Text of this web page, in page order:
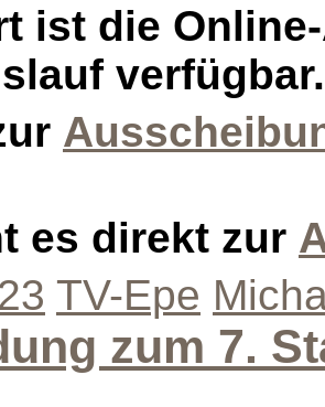
ist die
verfügbar.
es direkt zur
TV-Epe
zum 7.